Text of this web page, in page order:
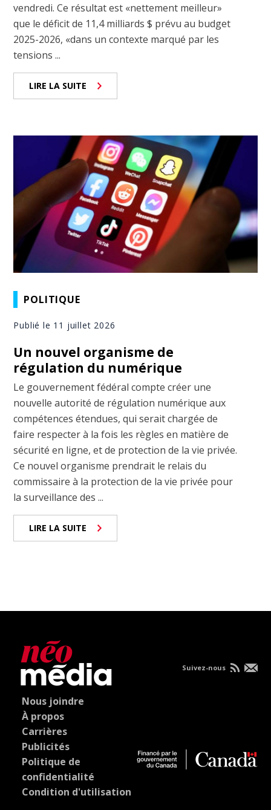
vendredi. Ce résultat est «nettement meilleur»
que le déficit de 11,4 milliards $ prévu au budget
2025-2026, «dans un contexte marqué par les
tensions ...
LIRE LA SUITE
POLITIQUE
Publié le 11 juillet 2026
Un nouvel organisme de
régulation du numérique
Le gouvernement fédéral compte créer une
nouvelle autorité de régulation numérique aux
compétences étendues, qui serait chargée de
faire respecter à la fois les règles en matière de
sécurité en ligne, et de protection de la vie privée.
Ce nouvel organisme prendrait le relais du
commissaire à la protection de la vie privée pour
la surveillance des ...
LIRE LA SUITE
Nous joindre
À propos
Carrières
Publicités
Politique de
confidentialité
Condition d'utilisation
Suivez-nous